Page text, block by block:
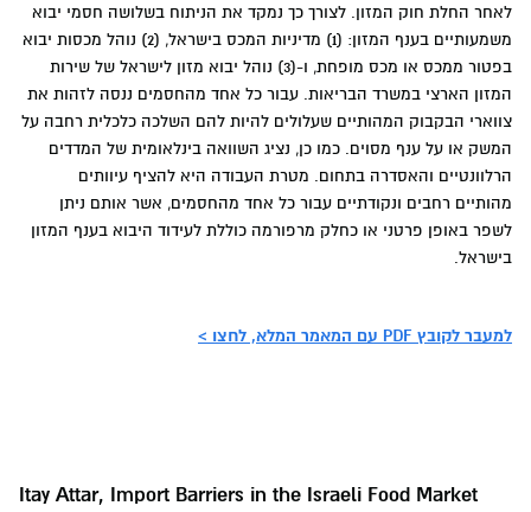
לאחר החלת חוק המזון. לצורך כך נמקד את הניתוח בשלושה חסמי יבוא
משמעותיים בענף המזון: (1) מדיניות המכס בישראל, (2) נוהל מכסות יבוא
בפטור ממכס או מכס מופחת, ו-(3) נוהל יבוא מזון לישראל של שירות
המזון הארצי במשרד הבריאות. עבור כל אחד מהחסמים ננסה לזהות את
צווארי הבקבוק המהותיים שעלולים להיות להם השלכה כלכלית רחבה על
המשק או על ענף מסוים. כמו כן, נציג השוואה בינלאומית של המדדים
הרלוונטיים והאסדרה בתחום. מטרת העבודה היא להציף עיוותים
מהותיים רחבים ונקודתיים עבור כל אחד מהחסמים, אשר אותם ניתן
לשפר באופן פרטני או כחלק מרפורמה כוללת לעידוד היבוא בענף המזון
בישראל.
למעבר לקובץ PDF עם המאמר המלא, לחצו >
Itay Attar, Import Barriers in the Israeli Food Market